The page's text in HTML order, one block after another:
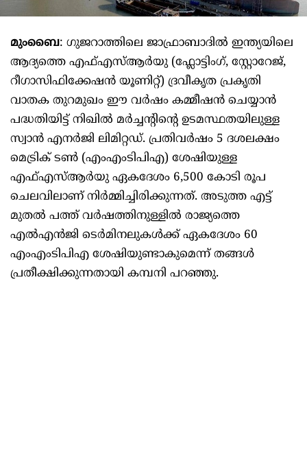
മുംബൈ: ഗുജറാത്തിലെ ജാഫ്രാബാദിൽ ഇന്ത്യയിലെ
ആദ്യത്തെ എഫ്എസ്ആർയു (ഫ്ലോട്ടിംഗ്, സ്റ്റോറേജ്,
റീഗാസിഫിക്കേഷൻ യൂണിറ്റ്) ദ്രവീകൃത പ്രകൃതി
വാതക തുറമുഖം ഈ വർഷം കമ്മീഷൻ ചെയ്യാൻ
പദ്ധതിയിട്ട് നിഖിൽ മർച്ചന്റിന്റെ ഉടമസ്ഥതയിലുള്ള
സ്വാൻ എനർജി ലിമിറ്റഡ്. പ്രതിവർഷം 5 ദശലക്ഷം
മെട്രിക് ടൺ (എംഎംടിപിഎ) ശേഷിയുള്ള
എഫ്എസ്ആർയു ഏകദേശം 6,500 കോടി രൂപ
ചെലവിലാണ് നിർമ്മിച്ചിരിക്കുന്നത്. അടുത്ത എട്ട്
മുതൽ പത്ത് വർഷത്തിനുള്ളിൽ രാജ്യത്തെ
എൽഎൻജി ടെർമിനലുകൾക്ക് ഏകദേശം 60
എംഎംടിപിഎ ശേഷിയുണ്ടാകുമെന്ന് തങ്ങൾ
പ്രതീക്ഷിക്കുന്നതായി കമ്പനി പറഞ്ഞു.